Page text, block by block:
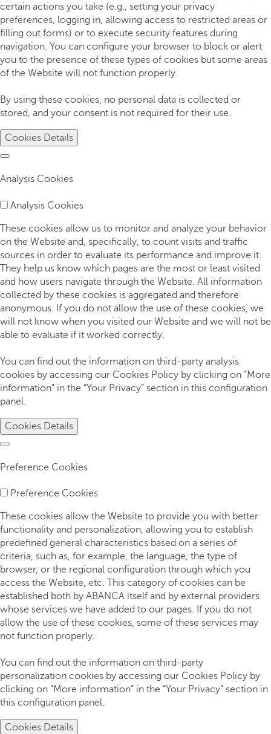
certain actions you take (e.g., setting your privacy
preferences, logging in, allowing access to restricted areas or
filling out forms) or to execute security features during
navigation. You can configure your browser to block or alert
you to the presence of these types of cookies but some areas
of the Website will not function properly.
By using these cookies, no personal data is collected or
stored, and your consent is not required for their use.
Cookies Details
Analysis Cookies
Analysis Cookies
These cookies allow us to monitor and analyze your behavior
on the Website and, specifically, to count visits and traffic
sources in order to evaluate its performance and improve it.
They help us know which pages are the most or least visited
and how users navigate through the Website. All information
collected by these cookies is aggregated and therefore
anonymous. If you do not allow the use of these cookies, we
will not know when you visited our Website and we will not be
able to evaluate if it worked correctly.
You can find out the information on third-party analysis
cookies by accessing our Cookies Policy by clicking on “More
information” in the “Your Privacy” section in this configuration
panel.
Cookies Details
Preference Cookies
Preference Cookies
These cookies allow the Website to provide you with better
functionality and personalization, allowing you to establish
predefined general characteristics based on a series of
criteria, such as, for example, the language, the type of
browser, or the regional configuration through which you
access the Website, etc. This category of cookies can be
established both by ABANCA itself and by external providers
whose services we have added to our pages. If you do not
allow the use of these cookies, some of these services may
not function properly.
You can find out the information on third-party
personalization cookies by accessing our Cookies Policy by
clicking on “More information” in the “Your Privacy” section in
this configuration panel.
Cookies Details